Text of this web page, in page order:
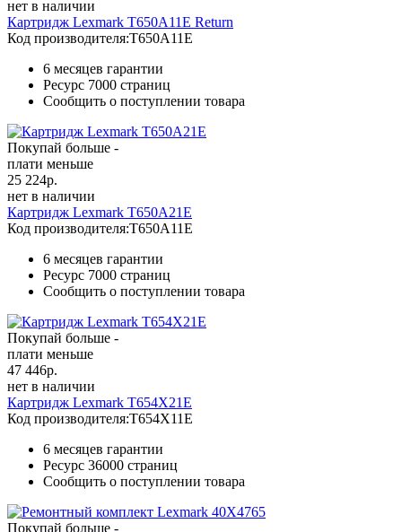
нет в наличии
Картридж Lexmark T650A11E Return
Код производителя:T650A11E
6 месяцев гарантии
Ресурс 7000 страниц
Сообщить о поступлении товара
Покупай больше -
плати меньше
25 224р.
нет в наличии
Картридж Lexmark T650A21E
Код производителя:T650A11E
6 месяцев гарантии
Ресурс 7000 страниц
Сообщить о поступлении товара
Покупай больше -
плати меньше
47 446р.
нет в наличии
Картридж Lexmark T654X21E
Код производителя:T654X11E
6 месяцев гарантии
Ресурс 36000 страниц
Сообщить о поступлении товара
Покупай больше -